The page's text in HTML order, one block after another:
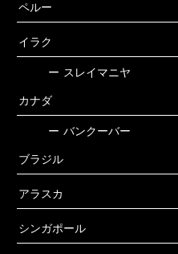
ペルー
イラク
ー スレイマニヤ
カナダ
ー バンクーバー
ブラジル
アラスカ
シンガポール